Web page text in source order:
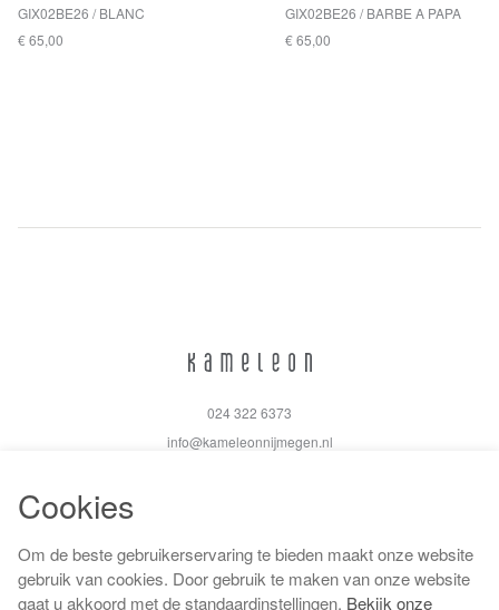
GIX02BE26 / BLANC
€ 65,00
GIX02BE26 / BARBE A PAPA
€ 65,00
024 322 6373
info@kameleonnijmegen.nl
Algemene voorwaarden
Privacy policy
Cookies
Om de beste gebruikerservaring te bieden maakt onze website
gebruik van cookies. Door gebruik te maken van onze website
gaat u akkoord met de standaardinstellingen. Bekijk onze